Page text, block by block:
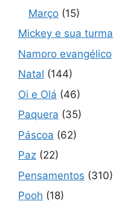
Março (15)
Mickey e sua turma
Namoro evangélico
Natal (144)
Oi e Olá (46)
Paquera (35)
Páscoa (62)
Paz (22)
Pensamentos (310)
Pooh (18)